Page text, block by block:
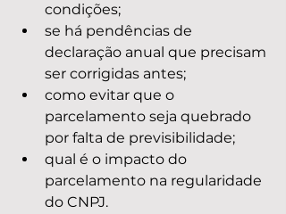
condições;
se há pendências de
declaração anual que precisam
ser corrigidas antes;
como evitar que o
parcelamento seja quebrado
por falta de previsibilidade;
qual é o impacto do
parcelamento na regularidade
do CNPJ.